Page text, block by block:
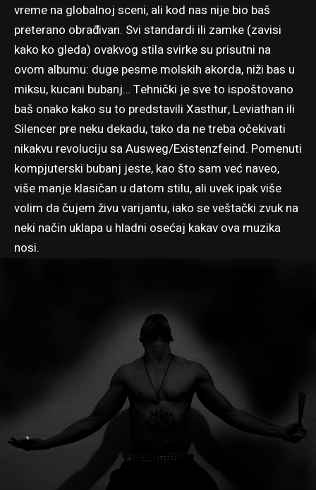
vreme na globalnoj sceni, ali kod nas nije bio baš
preterano obrađivan. Svi standardi ili zamke (zavisi
kako ko gleda) ovakvog stila svirke su prisutni na
ovom albumu: duge pesme molskih akorda, niži bas u
miksu, kucani bubanj… Tehnički je sve to ispoštovano
baš onako kako su to predstavili Xasthur, Leviathan ili
Silencer pre neku dekadu, tako da ne treba očekivati
nikakvu revoluciju sa Ausweg/Existenzfeind. Pomenuti
kompjuterski bubanj jeste, kao što sam već naveo,
više manje klasičan u datom stilu, ali uvek ipak više
volim da čujem živu varijantu, iako se veštački zvuk na
neki način uklapa u hladni osećaj kakav ova muzika
nosi.